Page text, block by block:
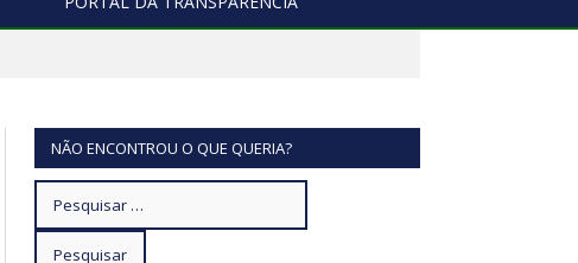
NÃO ENCONTROU O QUE QUERIA?